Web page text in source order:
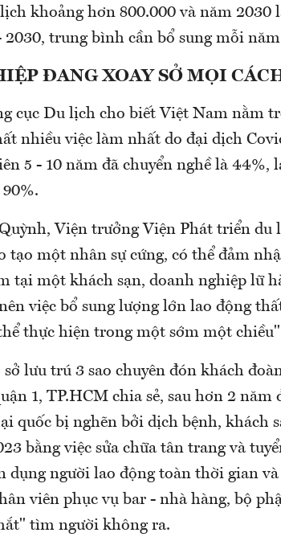
khoảng hơn 800.000 và năm 2030
2030, trung bình cần bổ sung mỗi
ĐANG XOAY SỞ MỌI
cục Du lịch cho biết Việt Nam nằm
nhiều việc làm nhất do đại dịch
5 - 10 năm đã chuyển nghề là 44%,
Viện trưởng Viện Phát triển du
tạo một nhân sự cứng, có thể đảm
tại một khách sạn, doanh nghiệp lữ
việc bổ sung lượng lớn lao động
thực hiện trong một sớm một
lưu trú 3 sao chuyên đón khách
1, TP.HCM chia sẻ, sau hơn 2 năm
quốc bị nghẽn bởi dịch bệnh, khách
bằng việc sửa chữa tân trang và
dụng người lao động toàn thời gian
viên phục vụ bar - nhà hàng, bộ
tìm người không ra.